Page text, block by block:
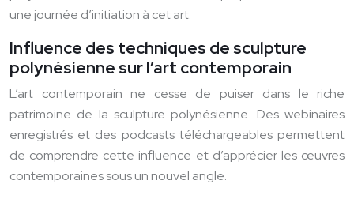
une journée d’initiation à cet art.
Influence des techniques de sculpture
polynésienne sur l’art contemporain
L’art contemporain ne cesse de puiser dans le riche
patrimoine de la sculpture polynésienne. Des webinaires
enregistrés et des podcasts téléchargeables permettent
de comprendre cette influence et d’apprécier les œuvres
contemporaines sous un nouvel angle.